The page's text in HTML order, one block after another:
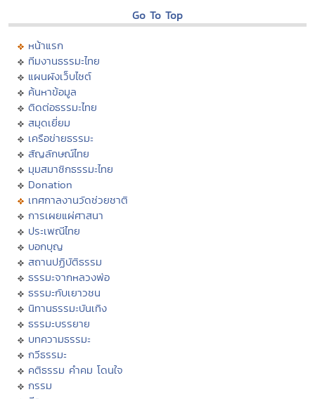
Go To Top
หน้าแรก
ทีมงานธรรมะไทย
แผนผังเว็บไซต์
ค้นหาข้อมูล
ติดต่อธรรมะไทย
สมุดเยี่ยม
เครือข่ายธรรมะ
สัญลักษณ์ไทย
มุมสมาชิกธรรมะไทย
Donation
เทศกาลงานวัดช่วยชาติ
การเผยแผ่ศาสนา
ประเพณีไทย
บอกบุญ
สถานปฏิบัติธรรม
ธรรมะจากหลวงพ่อ
ธรรมะกับเยาวชน
นิทานธรรมะบันเทิง
ธรรมะบรรยาย
บทความธรรมะ
กวีธรรมะ
คติธรรม คำคม โดนใจ
กรรม